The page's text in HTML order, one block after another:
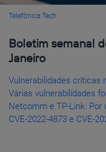
Telefónica Tech
Boletim semanal
Janeiro
Vulnerabilidades críticas
Várias vulnerabilidades
Netcomm e TP-Link.
CVE-2022-4873 e CVE-